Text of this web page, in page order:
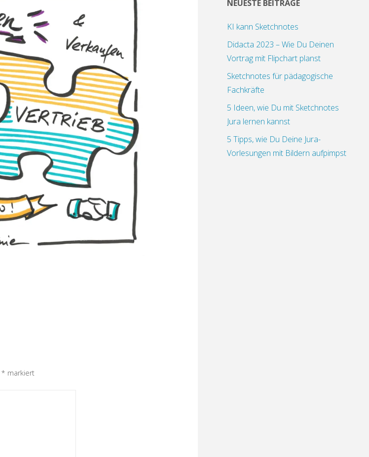
* markiert
NEUESTE BEITRÄGE
KI kann Sketchnotes
Didacta 2023 – Wie Du Deinen
Vortrag mit Flipchart planst
Sketchnotes für pädagogische
Fachkräfte
5 Ideen, wie Du mit Sketchnotes
Jura lernen kannst
5 Tipps, wie Du Deine Jura-
Vorlesungen mit Bildern aufpimpst